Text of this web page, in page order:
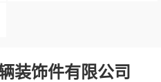
装饰件有限公司